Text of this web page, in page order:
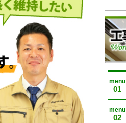
menu
01
menu
02